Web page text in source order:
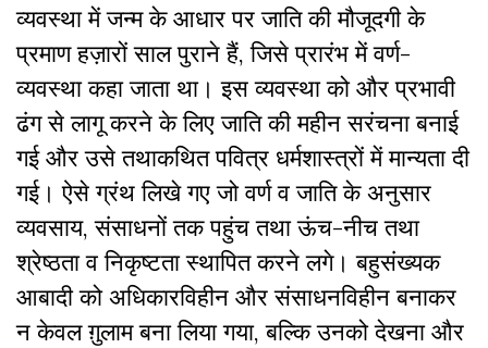
व्यवस्था में जन्म के आधार पर जाति की मौजूदगी के
प्रमाण हज़ारों साल पुराने हैं, जिसे प्रारंभ में वर्ण-
व्यवस्था कहा जाता था। इस व्यवस्था को और प्रभावी
ढंग से लागू करने के लिए जाति की महीन सरंचना बनाई
गई और उसे तथाकथित पवित्र धर्मशास्त्रों में मान्यता दी
गई। ऐसे ग्रंथ लिखे गए जो वर्ण व जाति के अनुसार
व्यवसाय, संसाधनों तक पहुंच तथा ऊंच-नीच तथा
श्रेष्ठता व निकृष्टता स्थापित करने लगे। बहुसंख्यक
आबादी को अधिकारविहीन और संसाधनविहीन बनाकर
न केवल ग़ुलाम बना लिया गया, बल्कि उनको देखना और